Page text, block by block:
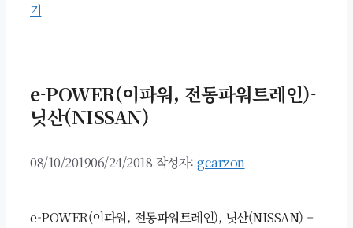
기
e-POWER(이파워, 전동파워트레인)-
닛산(NISSAN)
08/10/201906/24/2018 작성자: gcarzon
e-POWER(이파워, 전동파워트레인), 닛산(NISSAN) –